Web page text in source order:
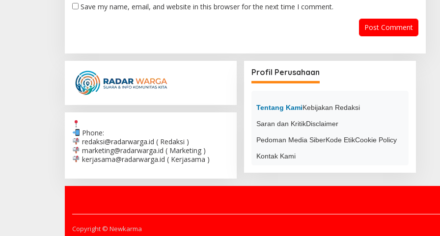
Save my name, email, and website in this browser for the next time I comment.
Phone:
redaksi@radarwarga.id ( Redaksi )
marketing@radarwarga.id ( Marketing )
kerjasama@radarwarga.id ( Kerjasama )
Profil Perusahaan
Tentang KamiKebijakan Redaksi
Saran dan KritikDisclaimer
Pedoman Media SiberKode EtikCookie Policy
Kontak Kami
Copyright © Newkarma